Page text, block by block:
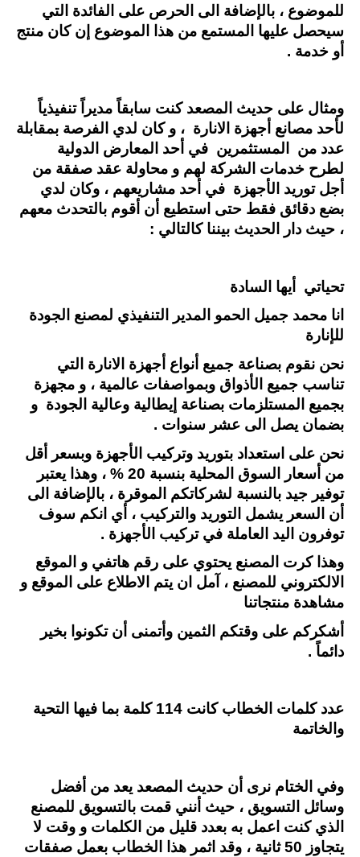
للموضوع ، بالإضافة الى الحرص على الفائدة التي
سيحصل عليها المستمع من هذا الموضوع إن كان منتج
أو خدمة .
ومثال على حديث المصعد كنت سابقاً مديراً تنفيذياً
لأحد مصانع أجهزة الانارة ، و كان لدي الفرصة بمقابلة
عدد من المستثمرين في أحد المعارض الدولية
لطرح خدمات الشركة لهم و محاولة عقد صفقة من
أجل توريد الأجهزة في أحد مشاريعهم ، وكان لدي
بضع دقائق فقط حتى استطيع أن أقوم بالتحدث معهم
، حيث دار الحديث بيننا كالتالي :
تحياتي أيها السادة
انا محمد جميل الحمو المدير التنفيذي لمصنع الجودة
للإنارة
نحن نقوم بصناعة جميع أنواع أجهزة الانارة التي
تناسب جميع الأذواق وبمواصفات عالمية ، و مجهزة
بجميع المستلزمات بصناعة إيطالية وعالية الجودة و
بضمان يصل الى عشر سنوات .
نحن على استعداد بتوريد وتركيب الأجهزة وبسعر أقل
من أسعار السوق المحلية بنسبة 20 % ، وهذا يعتبر
توفير جيد بالنسبة لشركاتكم الموقرة ، بالإضافة الى
أن السعر يشمل التوريد والتركيب ، أي انكم سوف
توفرون اليد العاملة في تركيب الأجهزة .
وهذا كرت المصنع يحتوي على رقم هاتفي و الموقع
الالكتروني للمصنع ، آمل ان يتم الاطلاع على الموقع و
مشاهدة منتجاتنا
أشكركم على وقتكم الثمين وأتمنى أن تكونوا بخير
دائماً .
عدد كلمات الخطاب كانت 114 كلمة بما فيها التحية
والخاتمة
وفي الختام نرى أن حديث المصعد يعد من أفضل
وسائل التسويق ، حيث أنني قمت بالتسويق للمصنع
الذي كنت اعمل به بعدد قليل من الكلمات و وقت لا
يتجاوز 50 ثانية ، وقد اثمر هذا الخطاب بعمل صفقات